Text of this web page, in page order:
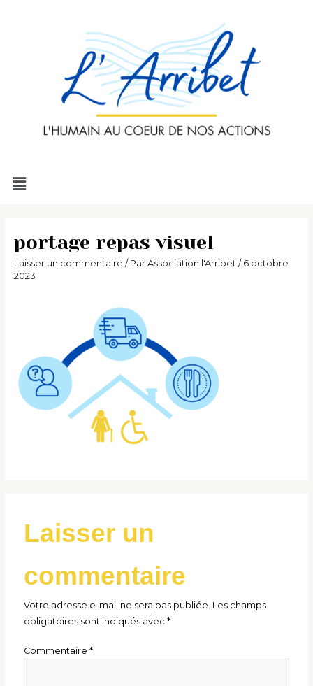
Menu
portage repas visuel
Laisser un commentaire / Par Association l'Arribet / 6 octobre
2023
Laisser un
commentaire
Votre adresse e-mail ne sera pas publiée. Les champs
obligatoires sont indiqués avec*
Commentaire*